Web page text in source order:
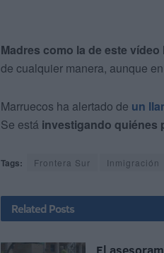
Madres como la de este
de cualquier manera, aunque
Marruecos ha alertado de un
Se está investigando quiénes
Tags: Frontera Sur Inmigración
Related Posts
El